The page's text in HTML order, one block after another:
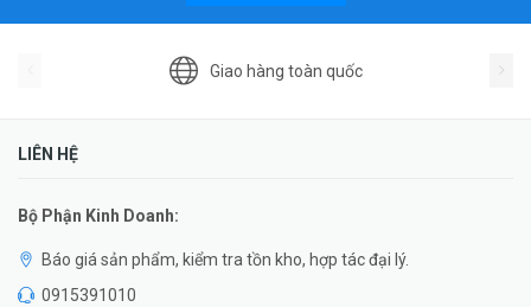
Giao hàng toàn quốc
LIÊN HỆ
Bộ Phận Kinh Doanh:
Báo giá sản phẩm, kiểm tra tồn kho, hợp tác đại lý.
0915391010